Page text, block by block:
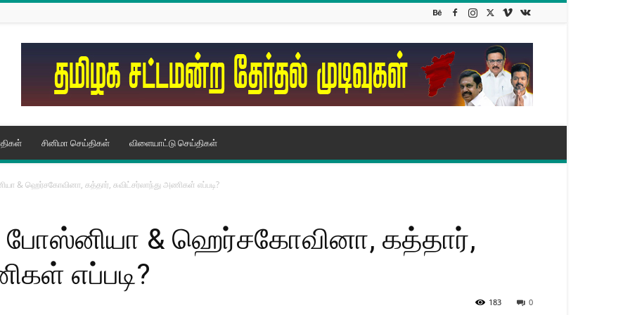
சினிமா செய்திகள் விளையாட்டு செய்திகள்
& ஹெர்சகோவினா, கத்தார், சுவிட்சர்லாந்து அணிகள் எப்படி?
போஸ்னியா & ஹெர்சகோவினா, கத்தார்,
எப்படி?
0
183